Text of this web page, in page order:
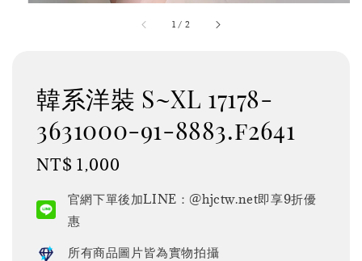
1 / 2
韓系洋裝 S~XL 17178-
3631000-91-8883.f2641
Regular
NT$ 1,000
官網下單後加LINE：@hjctw.net即享9折優
惠
所有商品圖片皆為實物拍攝